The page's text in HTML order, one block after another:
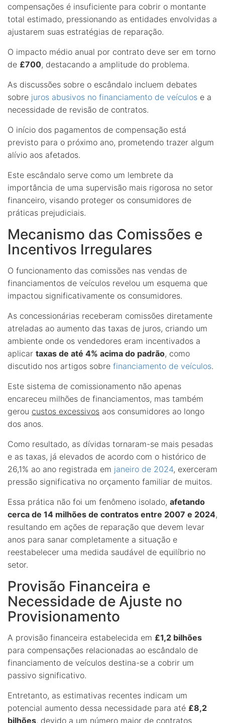
compensações é insuficiente para cobrir o montante
total estimado, pressionando as entidades envolvidas a
ajustarem suas estratégias de reparação.
O impacto médio anual por contrato deve ser em torno
de £700, destacando a amplitude do problema.
As discussões sobre o escândalo incluem debates
sobre juros abusivos no financiamento de veículos e a
necessidade de revisão de contratos.
O início dos pagamentos de compensação está
previsto para o próximo ano, prometendo trazer algum
alívio aos afetados.
Este escândalo serve como um lembrete da
importância de uma supervisão mais rigorosa no setor
financeiro, visando proteger os consumidores de
práticas prejudiciais.
Mecanismo das Comissões e
Incentivos Irregulares
O funcionamento das comissões nas vendas de
financiamentos de veículos revelou um esquema que
impactou significativamente os consumidores.
As concessionárias receberam comissões diretamente
atreladas ao aumento das taxas de juros, criando um
ambiente onde os vendedores eram incentivados a
aplicar taxas de até 4% acima do padrão, como
discutido nos artigos sobre financiamento de veículos.
Este sistema de comissionamento não apenas
encareceu milhões de financiamentos, mas também
gerou custos excessivos aos consumidores ao longo
dos anos.
Como resultado, as dívidas tornaram-se mais pesadas
e as taxas, já elevados de acordo com o histórico de
26,1% ao ano registrada em janeiro de 2024, exerceram
pressão significativa no orçamento familiar de muitos.
Essa prática não foi um fenômeno isolado, afetando
cerca de 14 milhões de contratos entre 2007 e 2024,
resultando em ações de reparação que devem levar
anos para sanar completamente a situação e
reestabelecer uma medida saudável de equilíbrio no
setor.
Provisão Financeira e
Necessidade de Ajuste no
Provisionamento
A provisão financeira estabelecida em £1,2 bilhões
para compensações relacionadas ao escândalo de
financiamento de veículos destina-se a cobrir um
passivo significativo.
Entretanto, as estimativas recentes indicam um
potencial aumento dessa necessidade para até £8,2
bilhões, devido a um número maior de contratos